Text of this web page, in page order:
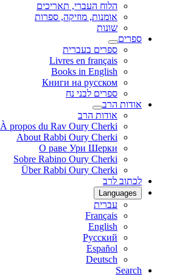
הלוח העברי, תאריכים
אומנות, מוזיקה, ספרות
שונות
ספרים
ספרים בעברית
Livres en français
Books in English
Книги на русском
ספרים לבני נח
אודות הרב
אודות הרב
À propos du Rav Oury Cherki
About Rabbi Oury Cherki
О раве Ури Шерки
Sobre Rabino Oury Cherki
Über Rabbi Oury Cherki
לכתוב לרב
Languages
עברית
Français
English
Русский
Español
Deutsch
Search